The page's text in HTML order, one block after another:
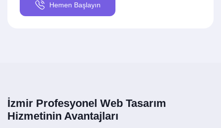
Hemen Başlayın
İzmir Profesyonel Web Tasarım
Hizmetinin Avantajları